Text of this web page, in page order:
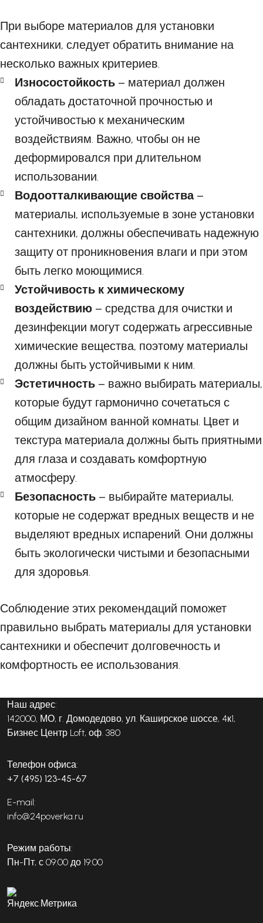
При выборе материалов для установки
сантехники, следует обратить внимание на
несколько важных критериев.
Износостойкость – материал должен
обладать достаточной прочностью и
устойчивостью к механическим
воздействиям. Важно, чтобы он не
деформировался при длительном
использовании.
Водоотталкивающие свойства–
материалы, используемые в зоне установки
сантехники, должны обеспечивать надежную
защиту от проникновения влаги и при этом
быть легко моющимися.
Устойчивость к химическому
воздействию – средства для очистки и
дезинфекции могут содержать агрессивные
химические вещества, поэтому материалы
должны быть устойчивыми к ним.
Эстетичность – важно выбирать материалы,
которые будут гармонично сочетаться с
общим дизайном ванной комнаты. Цвет и
текстура материала должны быть приятными
для глаза и создавать комфортную
атмосферу.
Безопасность – выбирайте материалы,
которые не содержат вредных веществ и не
выделяют вредных испарений. Они должны
быть экологически чистыми и безопасными
для здоровья.
Соблюдение этих рекомендаций поможет
правильно выбрать материалы для установки
сантехники и обеспечит долговечность и
комфортность ее использования.
Наш адрес:
142000, МО, г. Домодедово, ул. Каширское шоссе, 4к1,
Бизнес Центр Loft, оф. 380
Телефон офиса:
+7 (495) 123-45-67
E-mail:
info@24poverka.ru
Режим работы:
Пн-Пт, с 09:00 до 19:00